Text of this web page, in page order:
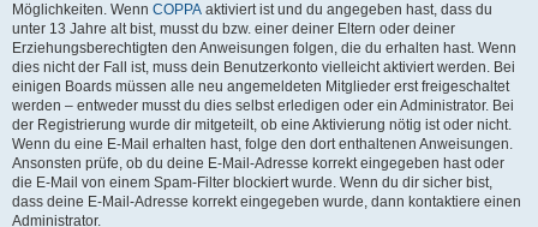
Möglichkeiten. Wenn COPPA aktiviert ist und du angegeben hast, dass du
unter 13 Jahre alt bist, musst du bzw. einer deiner Eltern oder deiner
Erziehungsberechtigten den Anweisungen folgen, die du erhalten hast. Wenn
dies nicht der Fall ist, muss dein Benutzerkonto vielleicht aktiviert werden. Bei
einigen Boards müssen alle neu angemeldeten Mitglieder erst freigeschaltet
werden – entweder musst du dies selbst erledigen oder ein Administrator. Bei
der Registrierung wurde dir mitgeteilt, ob eine Aktivierung nötig ist oder nicht.
Wenn du eine E-Mail erhalten hast, folge den dort enthaltenen Anweisungen.
Ansonsten prüfe, ob du deine E-Mail-Adresse korrekt eingegeben hast oder
die E-Mail von einem Spam-Filter blockiert wurde. Wenn du dir sicher bist,
dass deine E-Mail-Adresse korrekt eingegeben wurde, dann kontaktiere einen
Administrator.